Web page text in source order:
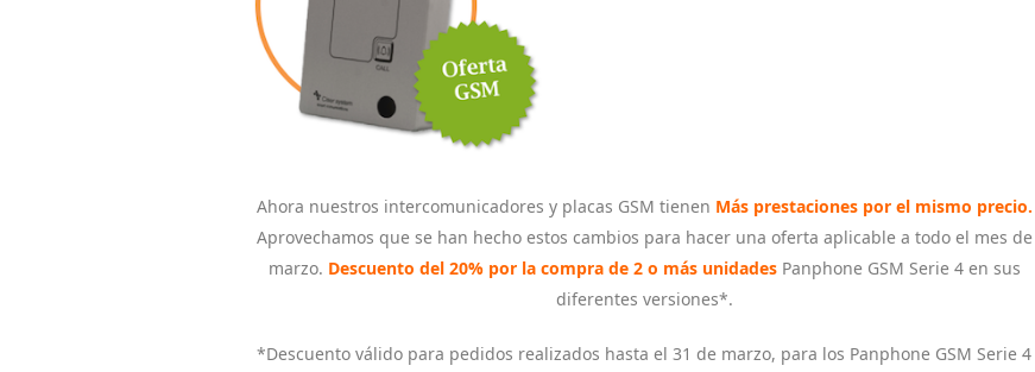
Ahora nuestros intercomunicadores y placas GSM tienen Más prestaciones por el mismo precio.
Aprovechamos que se han hecho estos cambios para hacer una oferta aplicable a todo el mes de
marzo. Descuento del 20% por la compra de 2 o más unidades Panphone GSM Serie 4 en sus
diferentes versiones*.
*Descuento válido para pedidos realizados hasta el 31 de marzo, para los Panphone GSM Serie 4